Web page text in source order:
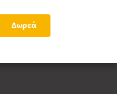
Δωρεά